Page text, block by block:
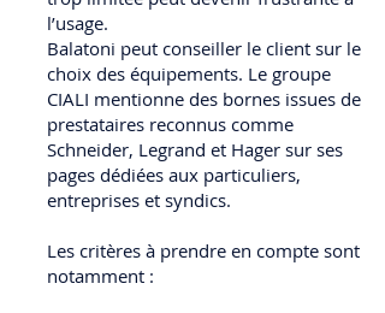
l’usage.
Balatoni peut conseiller le client sur le
choix des équipements. Le groupe
CIALI mentionne des bornes issues de
prestataires reconnus comme
Schneider, Legrand et Hager sur ses
pages dédiées aux particuliers,
entreprises et syndics.
Les critères à prendre en compte sont
notamment :